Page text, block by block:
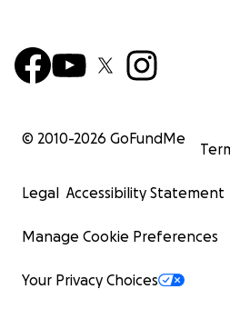
© 2010-2026 GoFundMe
Legal Accessibility Statement
Manage Cookie Preferences
Your Privacy Choices